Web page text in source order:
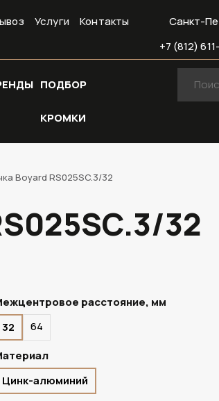
Услуги Контакты
Санкт-
+7 (812)
ПОДБОР
КРОМКИ
Boyard RS025SC.3/32
32
ЗАКАЗ
расстояние, мм
32
64
Цинк-алюминий